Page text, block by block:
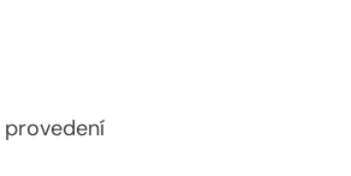
provedení